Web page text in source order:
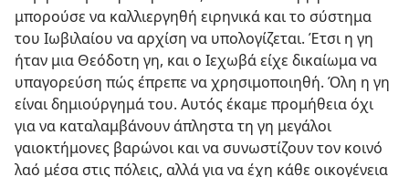
μπορούσε να καλλιεργηθή ειρηνικά και το σύστημα
του Ιωβιλαίου να αρχίση να υπολογίζεται. Έτσι η γη
ήταν μια Θεόδοτη γη, και ο Ιεχωβά είχε δικαίωμα να
υπαγορεύση πώς έπρεπε να χρησιμοποιηθή. Όλη η γη
είναι δημιούργημά του. Αυτός έκαμε προμήθεια όχι
για να καταλαμβάνουν άπληστα τη γη μεγάλοι
γαιοκτήμονες βαρώνοι και να συνωστίζουν τον κοινό
λαό μέσα στις πόλεις, αλλά για να έχη κάθε οικογένεια